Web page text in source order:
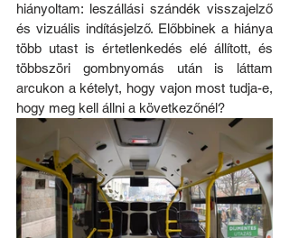
hiányoltam: leszállási szándék visszajelző
és vizuális indításjelző. Előbbinek a hiánya
több utast is értetlenkedés elé állított, és
többszöri gombnyomás után is láttam
arcukon a kételyt, hogy vajon most tudja-e,
hogy meg kell állni a következőnél?